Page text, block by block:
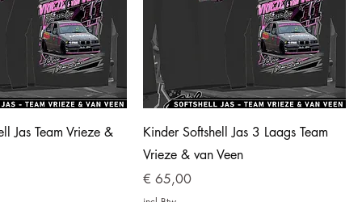
Jas Team Vrieze &
Kinder Softshell Jas 3 Laags Team
Vrieze & van Veen
Prijs
€ 65,00